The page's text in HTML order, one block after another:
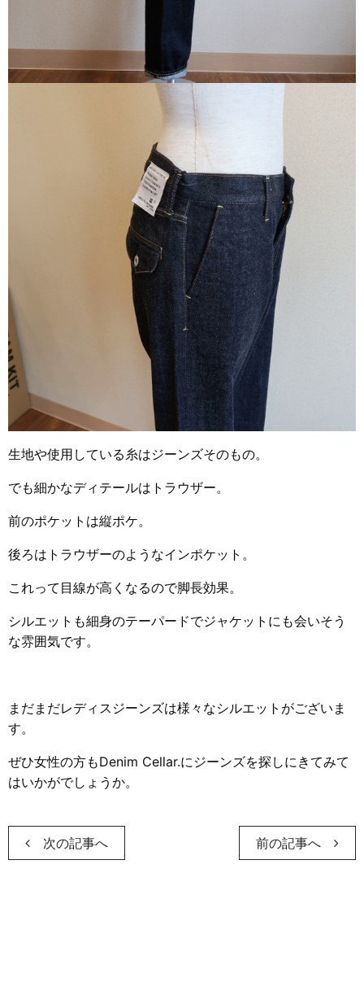
生地や使用している糸はジーンズそのもの。
でも細かなディテールはトラウザー。
前のポケットは縦ポケ。
後ろはトラウザーのようなインポケット。
これって目線が高くなるので脚長効果。
シルエットも細身のテーパードでジャケットにも会いそう
な雰囲気です。
まだまだレディスジーンズは様々なシルエットがございま
す。
ぜひ女性の方もDenim Cellar.にジーンズを探しにきてみて
はいかがでしょうか。
次の記事へ 前の記事へ